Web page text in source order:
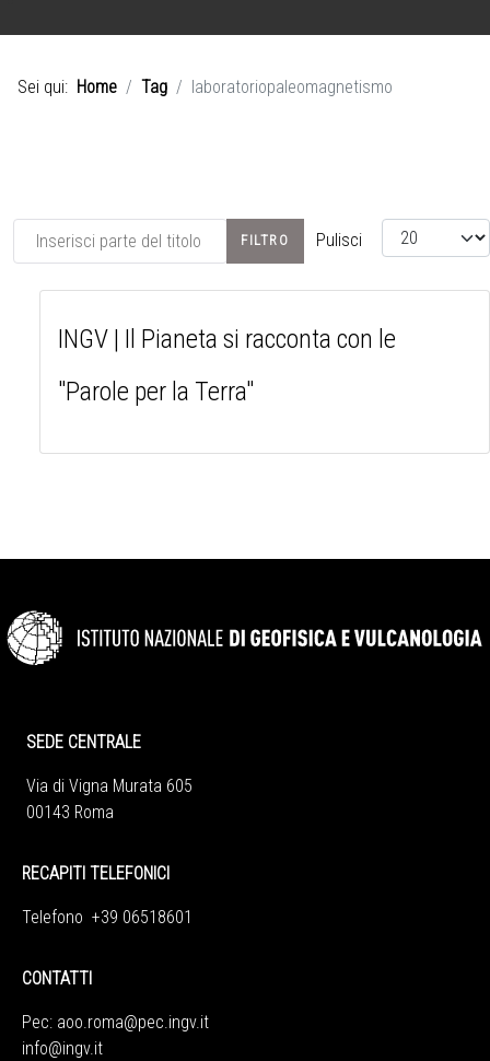
Sei qui: Home Tag laboratoriopaleomagnetismo
Inserisci parte del titolo FILTRO Pulisci Visualizza #
INGV | Il Pianeta si racconta con le
"Parole per la Terra"
SEDE CENTRALE
Via di Vigna Murata 605
00143 Roma
RECAPITI TELEFONICI
Telefono +39 06518601
CONTATTI
Pec: aoo.roma@pec.ingv.it
info@ingv.it